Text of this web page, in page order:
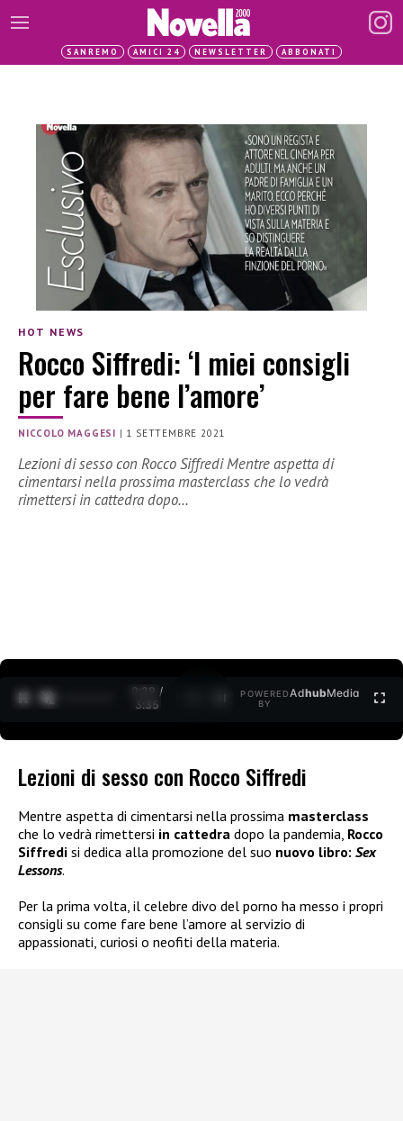
SANREMO AMICI 24 NEWSLETTER ABBONATI
HOT NEWS
Rocco Siffredi: ‘I miei consigli
per fare bene l’amore’
NICCOLO MAGGESI | 1 SETTEMBRE 2021
Lezioni di sesso con Rocco Siffredi Mentre aspetta di
cimentarsi nella prossima masterclass che lo vedrà
rimettersi in cattedra dopo…
0:30 /
3:35
POWERED
BY
AdhubMedia
Lezioni di sesso con Rocco Siffredi
Mentre aspetta di cimentarsi nella prossima masterclass
che lo vedrà rimettersi in cattedra dopo la pandemia, Rocco
Siffredi si dedica alla promozione del suo nuovo libro: Sex
Lessons.
Per la prima volta, il celebre divo del porno ha messo i propri
consigli su come fare bene l’amore al servizio di
appassionati, curiosi o neofiti della materia.